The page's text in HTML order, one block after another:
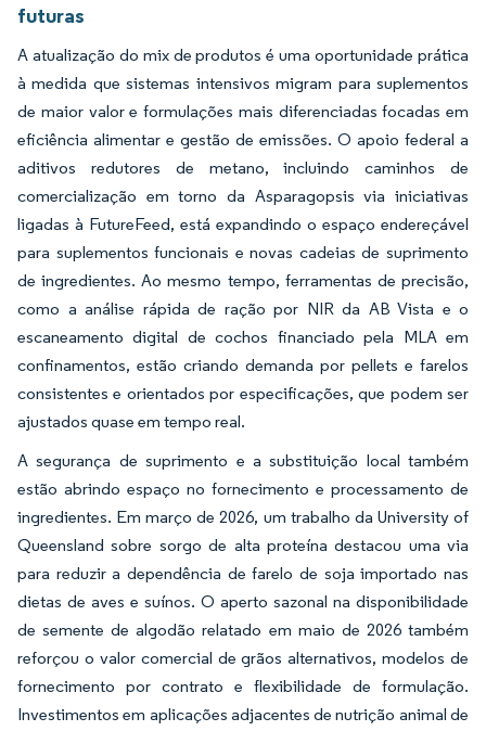
futuras
A atualização do mix de produtos é uma oportunidade prática
à medida que sistemas intensivos migram para suplementos
de maior valor e formulações mais diferenciadas focadas em
eficiência alimentar e gestão de emissões. O apoio federal a
aditivos redutores de metano, incluindo caminhos de
comercialização em torno da Asparagopsis via iniciativas
ligadas à FutureFeed, está expandindo o espaço endereçável
para suplementos funcionais e novas cadeias de suprimento
de ingredientes. Ao mesmo tempo, ferramentas de precisão,
como a análise rápida de ração por NIR da AB Vista e o
escaneamento digital de cochos financiado pela MLA em
confinamentos, estão criando demanda por pellets e farelos
consistentes e orientados por especificações, que podem ser
ajustados quase em tempo real.
A segurança de suprimento e a substituição local também
estão abrindo espaço no fornecimento e processamento de
ingredientes. Em março de 2026, um trabalho da University of
Queensland sobre sorgo de alta proteína destacou uma via
para reduzir a dependência de farelo de soja importado nas
dietas de aves e suínos. O aperto sazonal na disponibilidade
de semente de algodão relatado em maio de 2026 também
reforçou o valor comercial de grãos alternativos, modelos de
fornecimento por contrato e flexibilidade de formulação.
Investimentos em aplicações adjacentes de nutrição animal de